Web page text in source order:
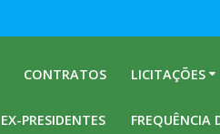
CONTRATOS LICITAÇÕES
EX-PRESIDENTES FREQUÊNCIA